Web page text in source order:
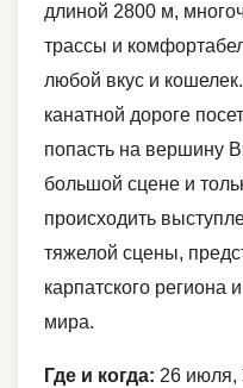
длиной 2800 м,
трассы и
любой вкус и
канатной дороге
попасть на вершину
большой сцене и
происходить
тяжелой сцены,
карпатского региона
мира.
Где и когда: 26 июля,